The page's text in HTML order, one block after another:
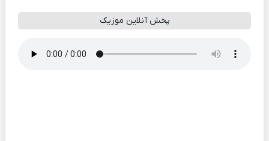
پخش آنلاین موزیک